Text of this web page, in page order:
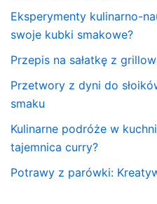
Eksperymenty kulinarno-
swoje kubki smakowe?
Przepis na sałatkę z
Przetwory z dyni do
smaku
Kulinarne podróże w
tajemnica curry?
Potrawy z parówki: